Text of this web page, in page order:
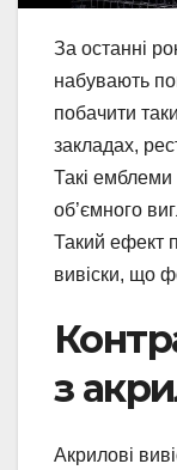
За останні
набувають
побачити
закладах,
Такі емблеми
об’ємного
Такий ефект
вивіски, що
з
Акрилові